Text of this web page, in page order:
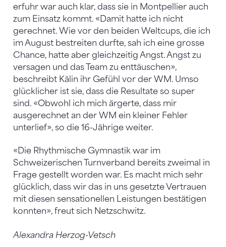
erfuhr war auch klar, dass sie in Montpellier auch
zum Einsatz kommt. «Damit hatte ich nicht
gerechnet. Wie vor den beiden Weltcups, die ich
im August bestreiten durfte, sah ich eine grosse
Chance, hatte aber gleichzeitig Angst. Angst zu
versagen und das Team zu enttäuschen»,
beschreibt Kälin ihr Gefühl vor der WM. Umso
glücklicher ist sie, dass die Resultate so super
sind. «Obwohl ich mich ärgerte, dass mir
ausgerechnet an der WM ein kleiner Fehler
unterlief», so die 16-Jährige weiter.
«Die Rhythmische Gymnastik war im
Schweizerischen Turnverband bereits zweimal in
Frage gestellt worden war. Es macht mich sehr
glücklich, dass wir das in uns gesetzte Vertrauen
mit diesen sensationellen Leistungen bestätigen
konnten», freut sich Netzschwitz.
Alexandra Herzog-Vetsch